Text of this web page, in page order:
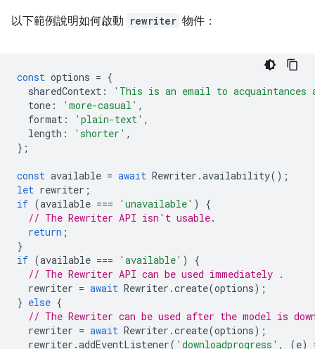
以下範例說明如何啟動 rewriter 物件：
const options = {
sharedContext :
'This is an email to acquaintances
tone : 'more-casual' ,
format : 'plain-text' ,
length : 'shorter' ,
};
const available = await Rewriter .availability();
let rewriter ;
if (available === 'unavailable' )
{
// The Rewriter API isn't usable.
return ;
}
if (available === 'available' )
{
// The Rewriter API can be used immediately .
rewriter = await Rewriter .create(options);
} else {
// The Rewriter can be used after the model is
rewriter = await Rewriter .create(options);
rewriter .addEventListener( 'downloadprogress' , (e)